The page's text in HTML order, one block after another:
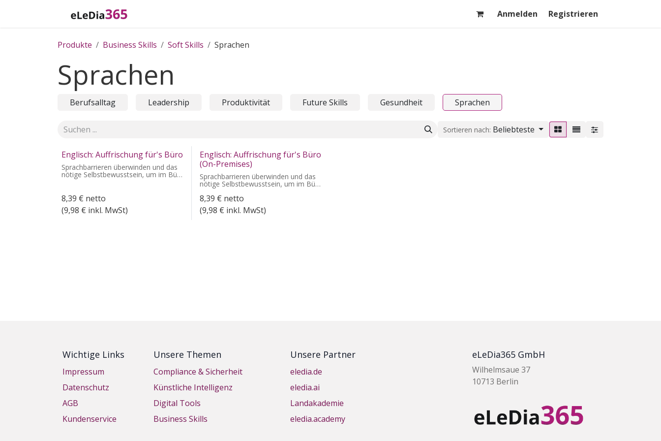
Anmelden Registrieren
Produkte Business Skills Soft Skills Sprachen
Sprachen
Berufsalltag Leadership Produktivität Future Skills Gesundheit Sprachen
Sortieren nach: Beliebteste
Englisch: Auffrischung für's Büro
Sprachbarrieren überwinden und das
nötige Selbstbewusstsein, um im Büro
sicher und souverän auf Englisch zu
8,39 € netto
(9,98 € inkl. MwSt)
Englisch: Auffrischung für's Büro
(On-Premises)
Sprachbarrieren überwinden und das
nötige Selbstbewusstsein, um im Büro
sicher und souverän auf Englisch zu
kommunizieren.
8,39 € netto
(9,98 € inkl. MwSt)
Wichtige Links
Impressum
Datenschutz
AGB
Kundenservice
Unsere Themen
Compliance & Sicherheit
Künstliche Intelligenz
Digital Tools
Business Skills
Unsere Partner
eledia.de
eledia.ai
Landakademie
eledia.academy
eLeDia365 GmbH
Wilhelmsaue 37
10713 Berlin